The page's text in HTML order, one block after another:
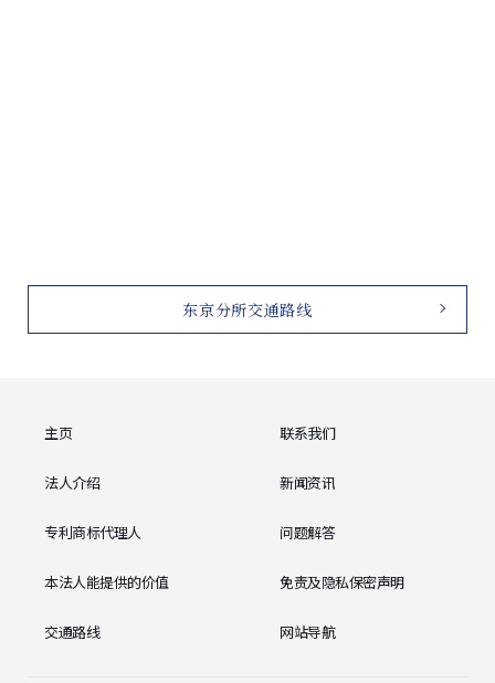
东京分所交通路线
主页 联系我们
法人介绍 新闻资讯
专利商标代理人 问题解答
本法人能提供的价值 免责及隐私保密声明
交通路线 网站导航